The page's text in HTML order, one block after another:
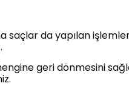
da yapılan
geri dönmesini